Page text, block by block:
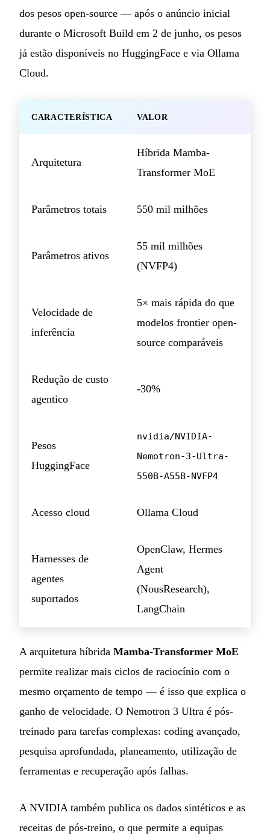
dos pesos open-source — após o anúncio inicial
durante o Microsoft Build em 2 de junho, os pesos
já estão disponíveis no HuggingFace e via Ollama
Cloud.
CARACTERÍSTICA VALOR
Arquitetura
Híbrida Mamba-
Transformer MoE
Parâmetros totais 550 mil milhões
Parâmetros ativos
55 mil milhões
(NVFP4)
Velocidade de
inferência
5× mais rápida do que
modelos frontier open-
source comparáveis
Redução de custo
agentico
-30%
Pesos
HuggingFace
nvidia/NVIDIA-
Nemotron-3-Ultra-
550B-A55B-NVFP4
Acesso cloud Ollama Cloud
Harnesses de
agentes
suportados
OpenClaw, Hermes
Agent
(NousResearch),
LangChain
A arquitetura híbrida Mamba-Transformer MoE
permite realizar mais ciclos de raciocínio com o
mesmo orçamento de tempo — é isso que explica o
ganho de velocidade. O Nemotron 3 Ultra é pós-
treinado para tarefas complexas: coding avançado,
pesquisa aprofundada, planeamento, utilização de
ferramentas e recuperação após falhas.
A NVIDIA também publica os dados sintéticos e as
receitas de pós-treino, o que permite a equipas